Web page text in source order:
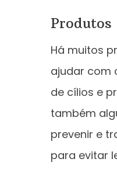
Há muitos
ajudar com
de cílios e
também
prevenir e
para evitar